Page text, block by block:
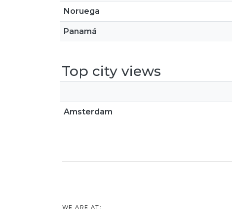
Noruega
Panamá
Top city views
Amsterdam
WE ARE AT: